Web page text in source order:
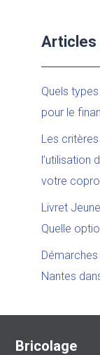
Articles
Quels
pour le
Les
l’utilisation
votre
Livret
Quelle
Démarches
Nantes
Bricolage